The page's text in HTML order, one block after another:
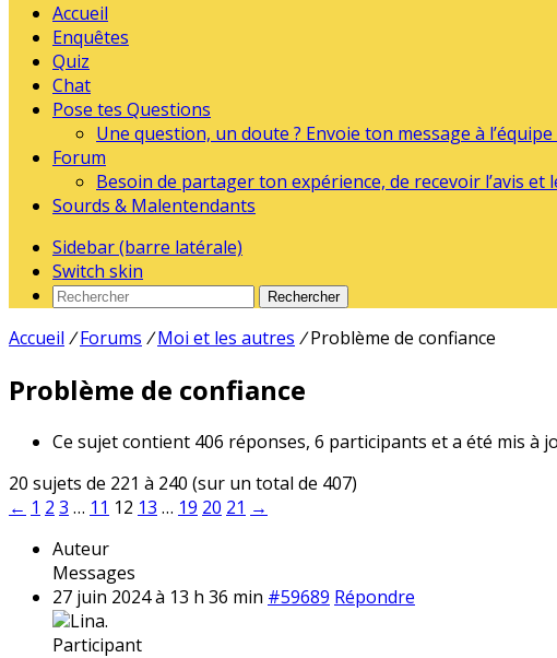
Accueil
Enquêtes
Quiz
Chat
Pose tes Questions
Une question, un doute ? Envoie ton message à l’équipe
Forum
Besoin de partager ton expérience, de recevoir l’avis
Sourds & Malentendants
Sidebar (barre latérale)
Switch skin
Rechercher
Accueil / Forums / Moi et les autres / Problème de confiance
Problème de confiance
Ce sujet contient 406 réponses, 6 participants et a été mis à
20 sujets de 221 à 240 (sur un total de 407)
← 1 2 3 … 11 12 13 … 19 20 21 →
Auteur
Messages
27 juin 2024 à 13 h 36 min #59689 Répondre
Lina.
Participant